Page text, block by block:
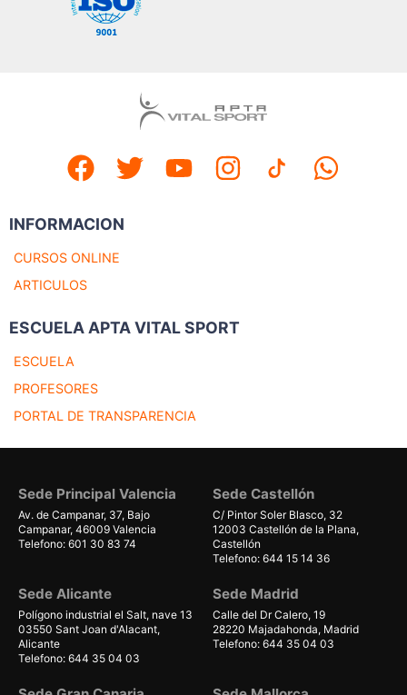
INFORMACION
CURSOS ONLINE
ARTICULOS
ESCUELA APTA VITAL SPORT
ESCUELA
PROFESORES
PORTAL DE TRANSPARENCIA
Sede Principal Valencia
Av. de Campanar, 37, Bajo
Campanar, 46009 Valencia
Telefono: 601 30 83 74
Sede Castellón
C/ Pintor Soler Blasco, 32
12003 Castellón de la Plana,
Castellón
Telefono: 644 15 14 36
Sede Alicante
Polígono industrial el Salt, nave 13
03550 Sant Joan d'Alacant,
Alicante
Telefono: 644 35 04 03
Sede Madrid
Calle del Dr Calero, 19
28220 Majadahonda, Madrid
Telefono: 644 35 04 03